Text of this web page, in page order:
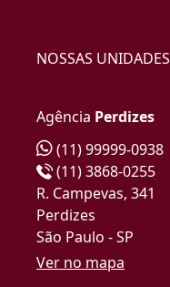
NOSSAS UNIDADES
Agência Perdizes
(11) 99999-0938
(11) 3868-0255
R. Campevas, 341
Perdizes
São Paulo - SP
Ver no mapa